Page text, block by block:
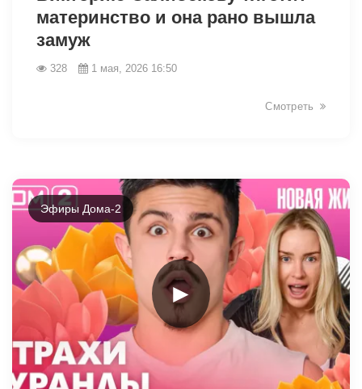
материнство и она рано вышла
замуж
328 1 мая, 2026 16:50
Смотреть
►
Эфиры Дома-2